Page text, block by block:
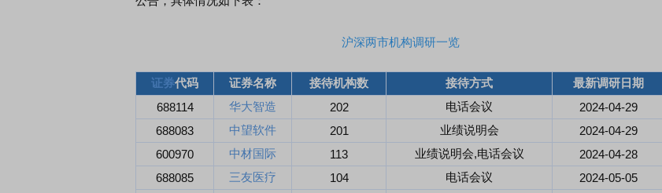
沪深两市机构调研一览
证券代码 证券名称 接待机构数 接待方式
最新调研日期
688114
华大智造 202 电话会议
2024-04-29
688083
中望软件 201 业绩说明会
2024-04-29
600970
中材国际 113 业绩说明会,电话会议
2024-04-28
688085
三友医疗 104 电话会议
2024-05-05